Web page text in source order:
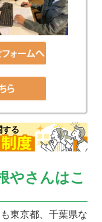
する
やさんはこ
東京都、千葉県な